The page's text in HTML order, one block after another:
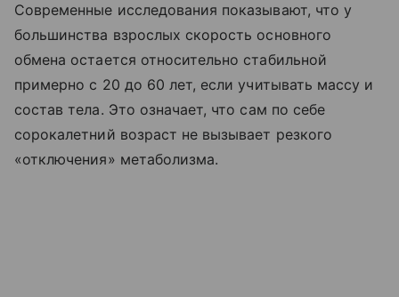
Современные исследования показывают, что у
большинства взрослых скорость основного
обмена остается относительно стабильной
примерно с 20 до 60 лет, если учитывать массу и
состав тела. Это означает, что сам по себе
сорокалетний возраст не вызывает резкого
«отключения» метаболизма.